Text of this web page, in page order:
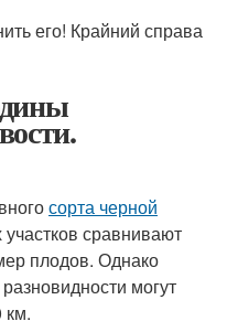
его! Крайний справа
сорта черной
сравнивают
плодов. Однако
могут
км.